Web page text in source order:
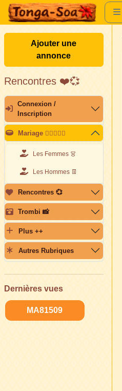
Ajouter une
annonce
Rencontres ❤️💞
Connexion /
Inscription
Mariage 👩🏽‍❤️‍👨🏽
Les Femmes 👗
Les Hommes 👖
Rencontres 💞
Trombi 📸
Plus ++
Autres Rubriques
Dernières vues
MA81509